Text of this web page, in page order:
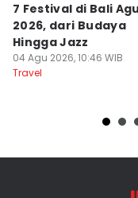
7 Festival di Bali
2026, dari Budaya
Hingga Jazz
04 Agu 2026, 10:46 WIB
Travel